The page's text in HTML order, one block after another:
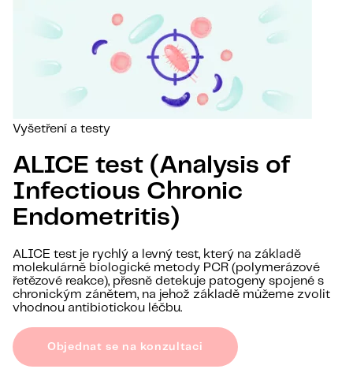
Vyšetření a testy
ALICE test (Analysis of
Infectious Chronic
Endometritis)
ALICE test je rychlý a levný test, který na základě
molekulárně biologické metody PCR (polymerázové
řetězové reakce), přesně detekuje patogeny spojené s
chronickým zánětem, na jehož základě můžeme zvolit
vhodnou antibiotickou léčbu.
Objednat se na konzultaci